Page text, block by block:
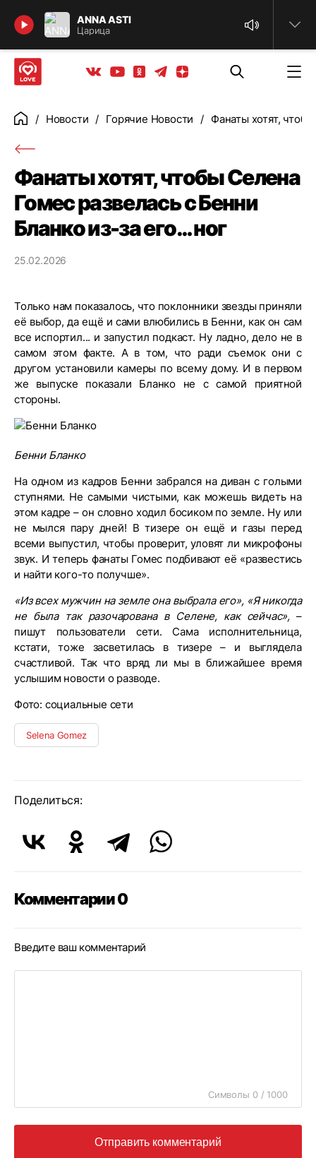
ANNA ASTI
Царица
Найти
Вконтакте
YoutubeОдноклассники
ТелеграмЯндекс дзен
ГлавнаяНовости Горячие Новости Фанаты хотят,
Фанаты хотят, чтобы Селена
Гомес развелась с Бенни
Бланко из-за его… ног
25.02.2026
Только нам показалось, что поклонники звезды приняли
её выбор, да ещё и сами влюбились в Бенни, как он сам
все испортил... и запустил подкаст. Ну ладно, дело не в
самом этом факте. А в том, что ради съемок они с
другом установили камеры по всему дому. И в первом
же выпуске показали Бланко не с самой приятной
стороны.
Бенни Бланко
На одном из кадров Бенни забрался на диван с голыми
ступнями. Не самыми чистыми, как можешь видеть на
этом кадре – он словно ходил босиком по земле. Ну или
не мылся пару дней! В тизере он ещё и газы перед
всеми выпустил, чтобы проверит, уловят ли микрофоны
звук. И теперь фанаты Гомес подбивают её «развестись
и найти кого-то получше».
«Из всех мужчин на земле она выбрала его», «Я никогда
не была так разочарована в Селене, как сейчас», –
пишут пользователи сети. Сама исполнительница,
кстати, тоже засветилась в тизере – и выглядела
счастливой. Так что вряд ли мы в ближайшее время
услышим новости о разводе.
Фото: социальные сети
Selena Gomez
Поделиться:
Комментарии 0
Введите ваш комментарий
Символы 0 / 1000
Отправить комментарий